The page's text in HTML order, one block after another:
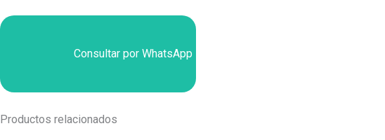
Consultar por WhatsApp
Productos relacionados